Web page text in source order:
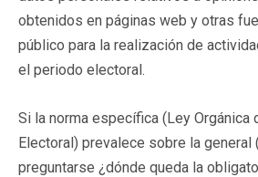
obtenidos en páginas web y otras
público para la realización de
el periodo electoral.
Si la norma específica (Ley Orgánica
Electoral) prevalece sobre la general
preguntarse ¿dónde queda la